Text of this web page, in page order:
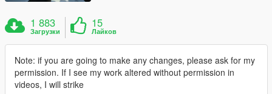
1 883
Загрузки
15
Лайков
Note: if you are going to make any changes, please ask for my
permission. If I see my work altered without permission in
videos, I will strike